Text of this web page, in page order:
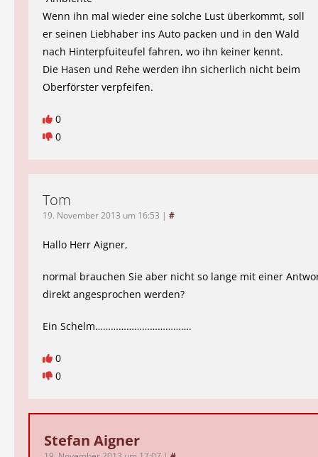
Wenn ihn mal wieder eine solche Lust überkommt, soll
er seinen Liebhaber ins Auto packen und in den Wald
nach Hinterpfuiteufel fahren, wo ihn keiner kennt.
Die Hasen und Rehe werden ihn sicherlich nicht beim
Oberförster verpfeifen.
0
0
Tom
19. November 2013 um 16:53 | #
Hallo Herr Aigner,
normal brauchen Sie aber nicht so lange mit einer
direkt angesprochen werden?
Ein Schelm……………………………….
0
0
Stefan Aigner